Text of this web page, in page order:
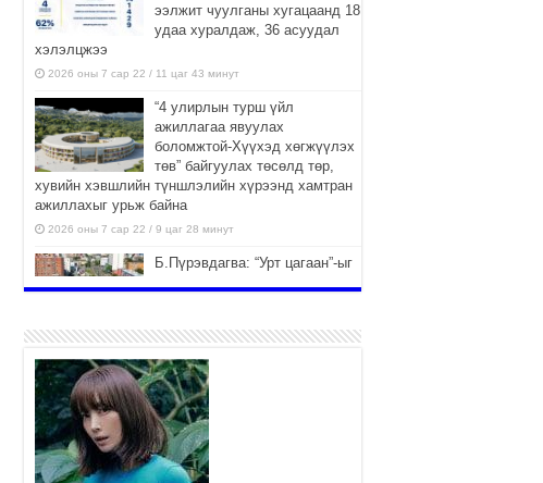
ээлжит чуулганы хугацаанд 18
удаа хуралдаж, 36 асуудал
хэлэлцжээ
2026 оны 7 сар 22 / 11 цаг 43 минут
“4 улирлын турш үйл
ажиллагаа явуулах
боломжтой-Хүүхэд хөгжүүлэх
төв” байгуулах төсөлд төр,
хувийн хэвшлийн түншлэлийн хүрээнд хамтран
ажиллахыг урьж байна
2026 оны 7 сар 22 / 9 цаг 28 минут
Б.Пүрэвдагва: “Урт цагаан”-ыг
2026 оны 7 сар 21 / 16 цаг 47 минут
Тусгай замын автобус /BRT/
төслийн удирдах хорооны
ээлжит хуралдаан боллоо
2026 оны 7 сар 21 / 16 цаг 43 минут
Ерөнхий сайд Н.Учрал БНХАУ-